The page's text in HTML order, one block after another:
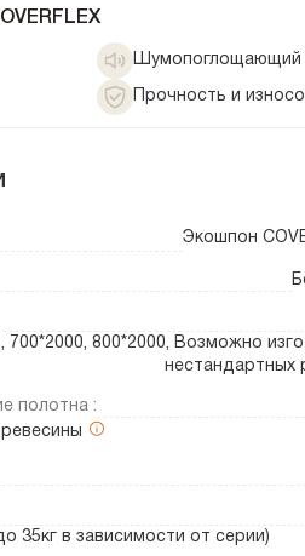
Шумопоглощающий
Прочность и
Экошпон
700*2000, 800*2000, Возможно
нестандартных
полотна :
35кг в зависимости от серии)